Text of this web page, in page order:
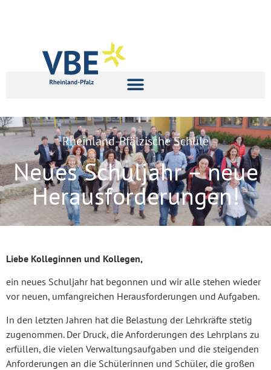
Rheinland-Pfälzische Schule
Neues Schuljahr – neue
Herausforderungen!
Liebe Kolleginnen und Kollegen,
ein neues Schuljahr hat begonnen und wir alle stehen wieder
vor neuen, umfangreichen Herausforderungen und Aufgaben.
In den letzten Jahren hat die Belastung der Lehrkräfte stetig
zugenommen. Der Druck, die Anforderungen des Lehrplans zu
erfüllen, die vielen Verwaltungsaufgaben und die steigenden
Anforderungen an die Schülerinnen und Schüler, die großen